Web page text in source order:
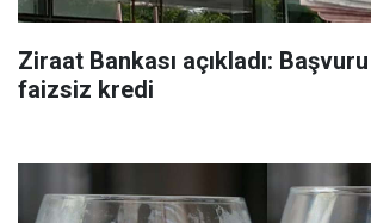
Ziraat Bankası açıkladı:
faizsiz kredi